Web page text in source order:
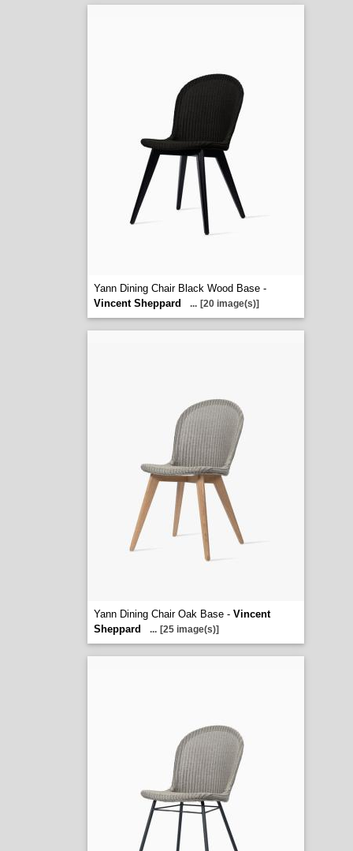
Yann Dining Chair Black Wood Base -
Vincent Sheppard
... [20 image(s)]
Yann Dining Chair Oak Base - Vincent
Sheppard
... [25 image(s)]